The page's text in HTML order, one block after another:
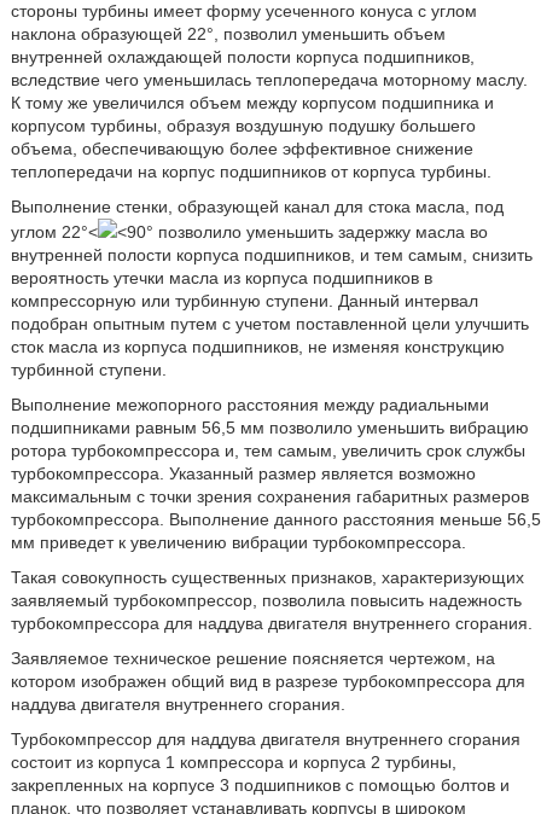
стороны турбины имеет форму усеченного конуса с углом
наклона образующей 22°, позволил уменьшить объем
внутренней охлаждающей полости корпуса подшипников,
вследствие чего уменьшилась теплопередача моторному маслу.
К тому же увеличился объем между корпусом подшипника и
корпусом турбины, образуя воздушную подушку большего
объема, обеспечивающую более эффективное снижение
теплопередачи на корпус подшипников от корпуса турбины.
Выполнение стенки, образующей канал для стока масла, под
углом 22°<
<90° позволило уменьшить задержку масла во
внутренней полости корпуса подшипников, и тем самым, снизить
вероятность утечки масла из корпуса подшипников в
компрессорную или турбинную ступени. Данный интервал
подобран опытным путем с учетом поставленной цели улучшить
сток масла из корпуса подшипников, не изменяя конструкцию
турбинной ступени.
Выполнение межопорного расстояния между радиальными
подшипниками равным 56,5 мм позволило уменьшить вибрацию
ротора турбокомпрессора и, тем самым, увеличить срок службы
турбокомпрессора. Указанный размер является возможно
максимальным с точки зрения сохранения габаритных размеров
турбокомпрессора. Выполнение данного расстояния меньше 56,5
мм приведет к увеличению вибрации турбокомпрессора.
Такая совокупность существенных признаков, характеризующих
заявляемый турбокомпрессор, позволила повысить надежность
турбокомпрессора для наддува двигателя внутреннего сгорания.
Заявляемое техническое решение поясняется чертежом, на
котором изображен общий вид в разрезе турбокомпрессора для
наддува двигателя внутреннего сгорания.
Турбокомпрессор для наддува двигателя внутреннего сгорания
состоит из корпуса 1 компрессора и корпуса 2 турбины,
закрепленных на корпусе 3 подшипников с помощью болтов и
планок, что позволяет устанавливать корпусы в широком